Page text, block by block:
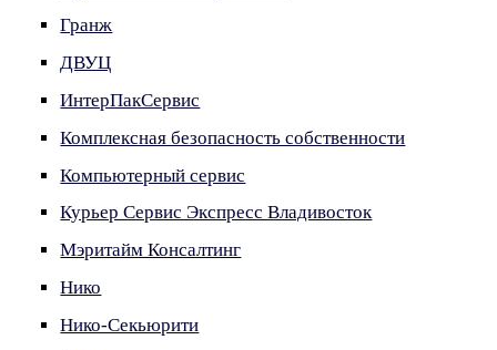
Гранж
ДВУЦ
ИнтерПакСервис
Комплексная безопасность собственности
Компьютерный сервис
Курьер Сервис Экспресс Владивосток
Мэритайм Консалтинг
Нико
Нико-Секьюрити